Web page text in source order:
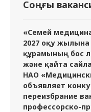
Соңғы
«Семей медицина
2027 оқу
құрамының бос
және қайта
НАО
объявляет
переизбрание
профессорско-